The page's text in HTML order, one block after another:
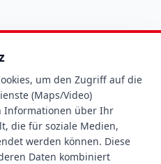
um den Zugriff auf die
(Maps/Video)
Informationen über Ihr
die für soziale Medien,
werden können. Diese
Daten kombiniert